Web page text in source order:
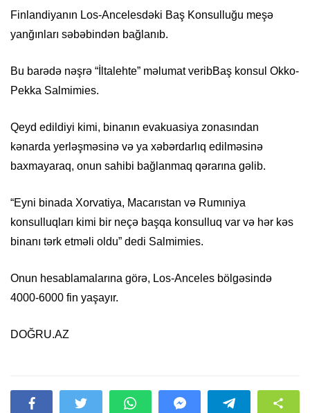
Finlandiyanın Los-Ancelesdəki Baş Konsulluğu meşə
yanğınları səbəbindən bağlanıb.
Bu barədə nəşrə “İltalehte” məlumat veribBaş konsul Okko-
Pekka Salmimies.
Qeyd edildiyi kimi, binanın evakuasiya zonasından
kənarda yerləşməsinə və ya xəbərdarlıq edilməsinə
baxmayaraq, onun sahibi bağlanmaq qərarına gəlib.
“Eyni binada Xorvatiya, Macarıstan və Rumıniya
konsulluqları kimi bir neçə başqa konsulluq var və hər kəs
binanı tərk etməli oldu” dedi Salmimies.
Onun hesablamalarına görə, Los-Anceles bölgəsində
4000-6000 fin yaşayır.
DOĞRU.AZ